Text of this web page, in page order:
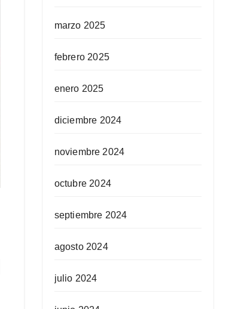
marzo 2025
febrero 2025
enero 2025
diciembre 2024
noviembre 2024
octubre 2024
septiembre 2024
agosto 2024
julio 2024